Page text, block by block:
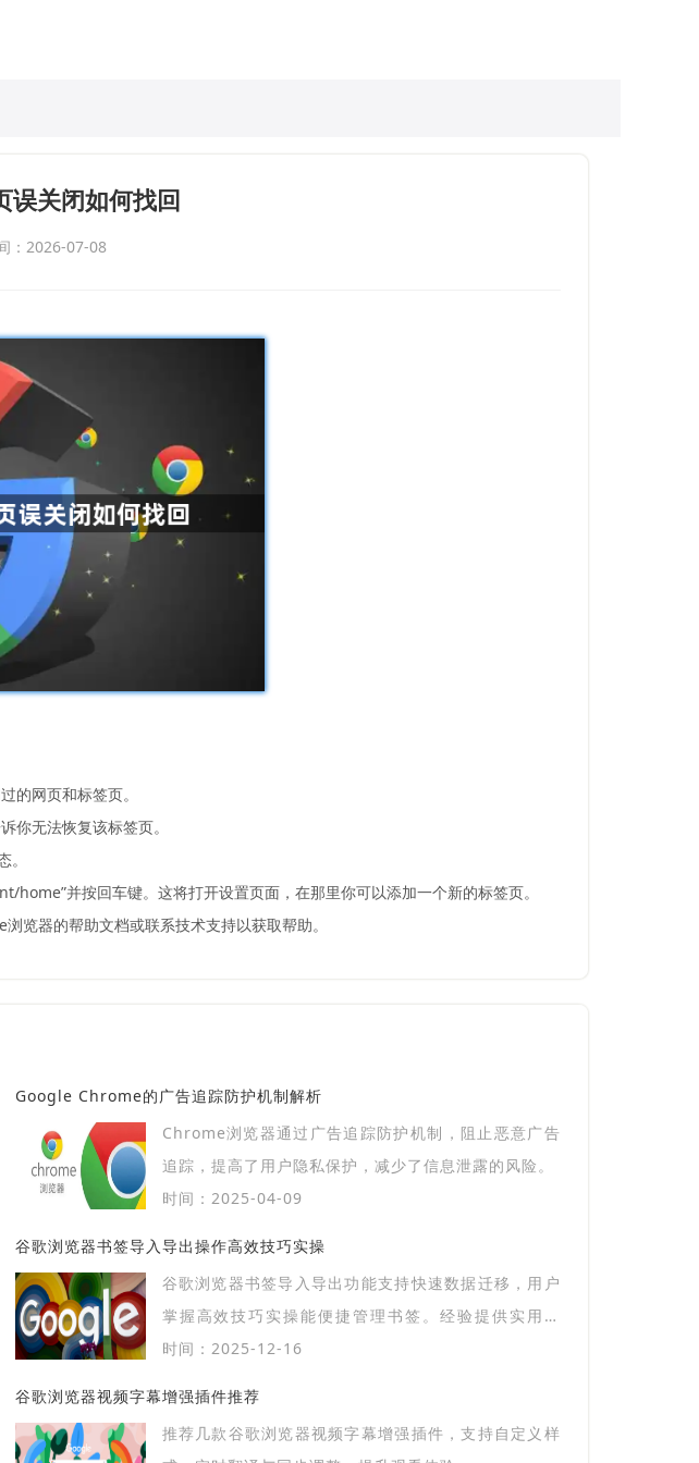
关闭如何找回
：2026-07-08
的网页和标签页。
你无法恢复该标签页。
并按回车键。这将打开设置页面，在那里你可以添加一个新的标签页。
览器的帮助文档或联系技术支持以获取帮助。
Google Chrome的广告追踪防护机制解析
Chrome浏览器通过广告追踪防护机制，阻止恶意广告
追踪，提高了用户隐私保护，减少了信息泄露的风险。
时间：2025-04-09
谷歌浏览器书签导入导出操作高效技巧实操
谷歌浏览器书签导入导出功能支持快速数据迁移，用户
掌握高效技巧实操能便捷管理书签。经验提供实用方
法，保持数据完整安全。
时间：2025-12-16
谷歌浏览器视频字幕增强插件推荐
推荐几款谷歌浏览器视频字幕增强插件，支持自定义样